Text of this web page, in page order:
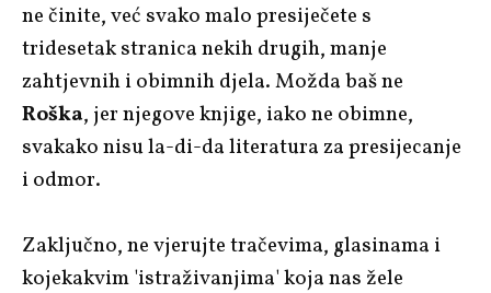
ne činite, već svako malo presiječete s
tridesetak stranica nekih drugih, manje
zahtjevnih i obimnih djela. Možda baš ne
Roška, jer njegove knjige, iako ne obimne,
svakako nisu la-di-da literatura za presijecanje
i odmor.
Zaključno, ne vjerujte tračevima, glasinama i
kojekakvim 'istraživanjima' koja nas žele